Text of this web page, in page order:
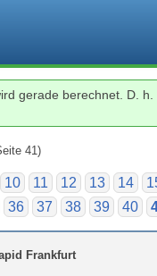
gerade berechnet. D.
41)
10 11 12 13 14
36 37 38 39 40
Frankfurt